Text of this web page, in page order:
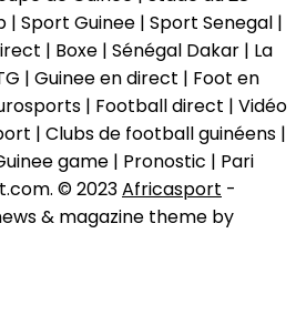
Sport Guinee | Sport Senegal |
| Boxe | Sénégal Dakar | La
| Guinee en direct | Foot en
| Football direct | Vidéo
| Clubs de football guinéens |
game | Pronostic | Pari
© 2023Africasport -
& magazine theme by